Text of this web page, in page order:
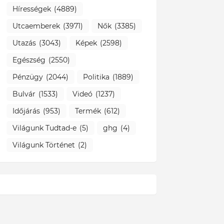
Hírességek (4889)
Utcaemberek (3971) Nők (3385)
Utazás (3043) Képek (2598)
Egészség (2550)
Pénzügy (2044) Politika (1889)
Bulvár (1533) Videó (1237)
Időjárás (953) Termék (612)
Világunk Tudtad-e (5) ghg (4)
Világunk Történet (2)